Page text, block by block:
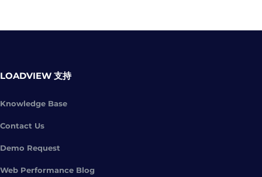
LOADVIEW 支持
Knowledge Base
Contact Us
Demo Request
Web Performance Blog